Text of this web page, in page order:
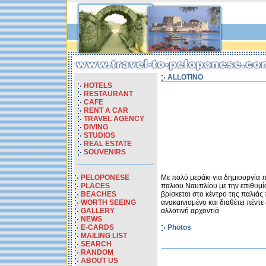
HOTELS
RESTAURANT
CAFE
RENT A CAR
TRAVEL AGENCY
DIVING
STUDIOS
REAL ESTATE
SOUVENIRS
PELOPONESE
PLACES
BEACHES
WORTH SEEING
GALLERY
NEWS
E-CARDS
MAILING LIST
SEARCH
RANDOM
ABOUT US
ALLOTINO
Με πολύ μεράκι για δημιουργία
παλιου Ναυπλίου με την
βρίσκεται στο κέντρο της
ανακαινισμένο και διαθέτει
αλλοτινή αρχοντιά
Photos